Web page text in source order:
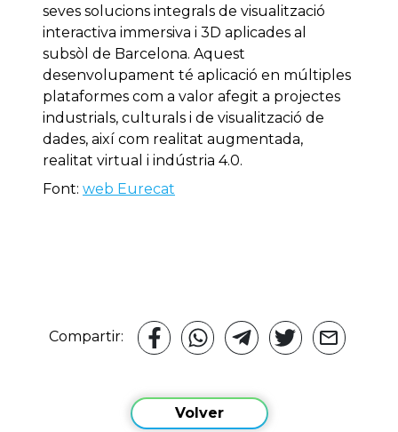
seves solucions integrals de visualització
interactiva immersiva i 3D aplicades al
subsòl de Barcelona. Aquest
desenvolupament té aplicació en múltiples
plataformes com a valor afegit a projectes
industrials, culturals i de visualització de
dades, així com realitat augmentada,
realitat virtual i indústria 4.0.
Font: web Eurecat
Compartir:
Volver